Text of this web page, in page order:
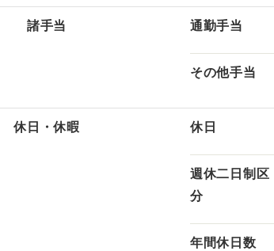
諸手当 通勤手当
その他手当
休日・休暇 休日
週休二日制区
分
年間休日数